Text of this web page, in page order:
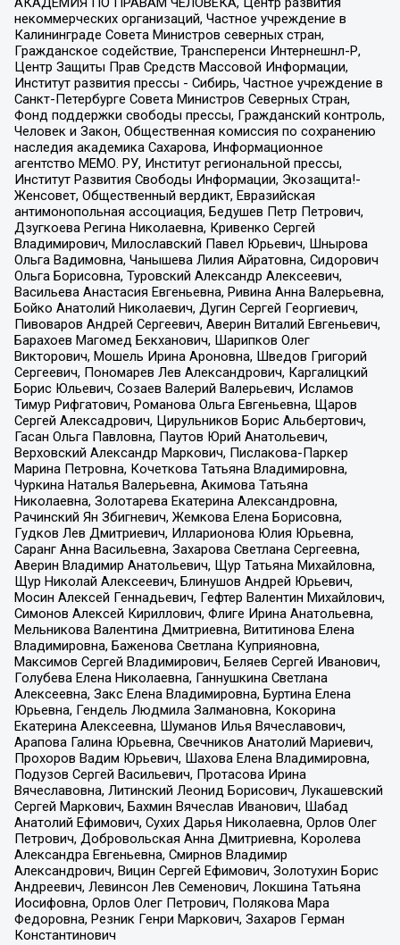
некоммерческих организаций, Частное учреждение в
Калининграде Совета Министров северных стран,
Гражданское содействие, Трансперенси Интернешнл-Р,
Центр Защиты Прав Средств Массовой Информации,
Институт развития прессы - Сибирь, Частное учреждение в
Санкт-Петербурге Совета Министров Северных Стран,
Фонд поддержки свободы прессы, Гражданский контроль,
Человек и Закон, Общественная комиссия по сохранению
наследия академика Сахарова, Информационное
агентство МЕМО. РУ, Институт региональной прессы,
Институт Развития Свободы Информации, Экозащита!-
Женсовет, Общественный вердикт, Евразийская
антимонопольная ассоциация, Бедушев Петр Петрович,
Дзугкоева Регина Николаевна, Кривенко Сергей
Владимирович, Милославский Павел Юрьевич, Шнырова
Ольга Вадимовна, Чанышева Лилия Айратовна, Сидорович
Ольга Борисовна, Туровский Александр Алексеевич,
Васильева Анастасия Евгеньевна, Ривина Анна Валерьевна,
Бойко Анатолий Николаевич, Дугин Сергей Георгиевич,
Пивоваров Андрей Сергеевич, Аверин Виталий Евгеньевич,
Барахоев Магомед Бекханович, Шарипков Олег
Викторович, Мошель Ирина Ароновна, Шведов Григорий
Сергеевич, Пономарев Лев Александрович, Каргалицкий
Борис Юльевич, Созаев Валерий Валерьевич, Исламов
Тимур Рифгатович, Романова Ольга Евгеньевна, Щаров
Сергей Алексадрович, Цирульников Борис Альбертович,
Гасан Ольга Павловна, Паутов Юрий Анатольевич,
Верховский Александр Маркович, Пислакова-Паркер
Марина Петровна, Кочеткова Татьяна Владимировна,
Чуркина Наталья Валерьевна, Акимова Татьяна
Николаевна, Золотарева Екатерина Александровна,
Рачинский Ян Збигневич, Жемкова Елена Борисовна,
Гудков Лев Дмитриевич, Илларионова Юлия Юрьевна,
Саранг Анна Васильевна, Захарова Светлана Сергеевна,
Аверин Владимир Анатольевич, Щур Татьяна Михайловна,
Щур Николай Алексеевич, Блинушов Андрей Юрьевич,
Мосин Алексей Геннадьевич, Гефтер Валентин Михайлович,
Симонов Алексей Кириллович, Флиге Ирина Анатольевна,
Мельникова Валентина Дмитриевна, Вититинова Елена
Владимировна, Баженова Светлана Куприяновна,
Максимов Сергей Владимирович, Беляев Сергей Иванович,
Голубева Елена Николаевна, Ганнушкина Светлана
Алексеевна, Закс Елена Владимировна, Буртина Елена
Юрьевна, Гендель Людмила Залмановна, Кокорина
Екатерина Алексеевна, Шуманов Илья Вячеславович,
Арапова Галина Юрьевна, Свечников Анатолий Мариевич,
Прохоров Вадим Юрьевич, Шахова Елена Владимировна,
Подузов Сергей Васильевич, Протасова Ирина
Вячеславовна, Литинский Леонид Борисович, Лукашевский
Сергей Маркович, Бахмин Вячеслав Иванович, Шабад
Анатолий Ефимович, Сухих Дарья Николаевна, Орлов Олег
Петрович, Добровольская Анна Дмитриевна, Королева
Александра Евгеньевна, Смирнов Владимир
Александрович, Вицин Сергей Ефимович, Золотухин Борис
Андреевич, Левинсон Лев Семенович, Локшина Татьяна
Иосифовна, Орлов Олег Петрович, Полякова Мара
Федоровна, Резник Генри Маркович, Захаров Герман
Константинович